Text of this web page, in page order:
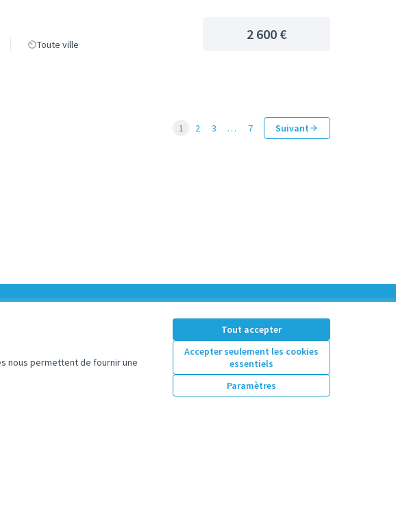
nous permettent de fournir une
Tout accepter
Accepter seulement les cookies
essentiels
Paramètres
Toute ville
2 600 €
1 2 3 … 7 Suivant